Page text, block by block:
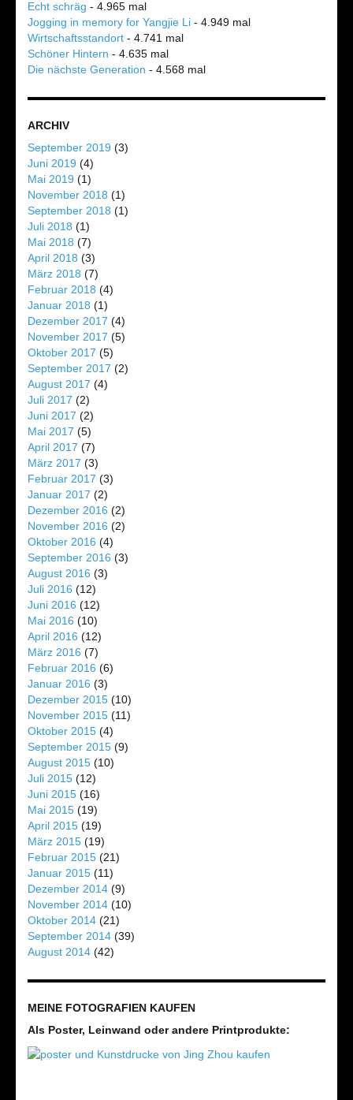
Echt schräg - 4.965 mal
Jogging in memory for Yangjie Li - 4.949 mal
Wirtschaftsstandort - 4.741 mal
Schöner Hintern - 4.635 mal
Die nächste Generation - 4.568 mal
ARCHIV
September 2019 (3)
Juni 2019 (4)
Mai 2019 (1)
November 2018 (1)
September 2018 (1)
Juli 2018 (1)
Mai 2018 (7)
April 2018 (3)
März 2018 (7)
Februar 2018 (4)
Januar 2018 (1)
Dezember 2017 (4)
November 2017 (5)
Oktober 2017 (5)
September 2017 (2)
August 2017 (4)
Juli 2017 (2)
Juni 2017 (2)
Mai 2017 (5)
April 2017 (7)
März 2017 (3)
Februar 2017 (3)
Januar 2017 (2)
Dezember 2016 (2)
November 2016 (2)
Oktober 2016 (4)
September 2016 (3)
August 2016 (3)
Juli 2016 (12)
Juni 2016 (12)
Mai 2016 (10)
April 2016 (12)
März 2016 (7)
Februar 2016 (6)
Januar 2016 (3)
Dezember 2015 (10)
November 2015 (11)
Oktober 2015 (4)
September 2015 (9)
August 2015 (10)
Juli 2015 (12)
Juni 2015 (16)
Mai 2015 (19)
April 2015 (19)
März 2015 (19)
Februar 2015 (21)
Januar 2015 (11)
Dezember 2014 (9)
November 2014 (10)
Oktober 2014 (21)
September 2014 (39)
August 2014 (42)
MEINE FOTOGRAFIEN KAUFEN
Als Poster, Leinwand oder andere Printprodukte: